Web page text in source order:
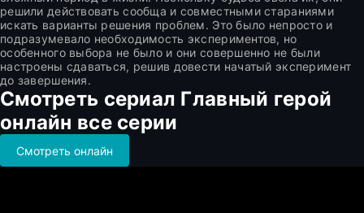
решили действовать сообща и совместными стараниями
искать варианты решения проблем. Это было непросто и
подразумевало необходимость экспериментов, но
особенного выбора не было и они совершенно не были
настроены сдаваться, решив довести начатый эксперимент
до завершения.
Смотреть сериал Главный герой
онлайн все серии
Смотреть онлайн